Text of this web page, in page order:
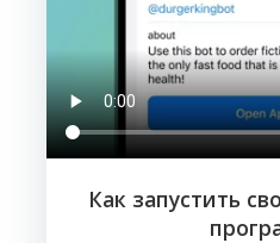
Как запустить